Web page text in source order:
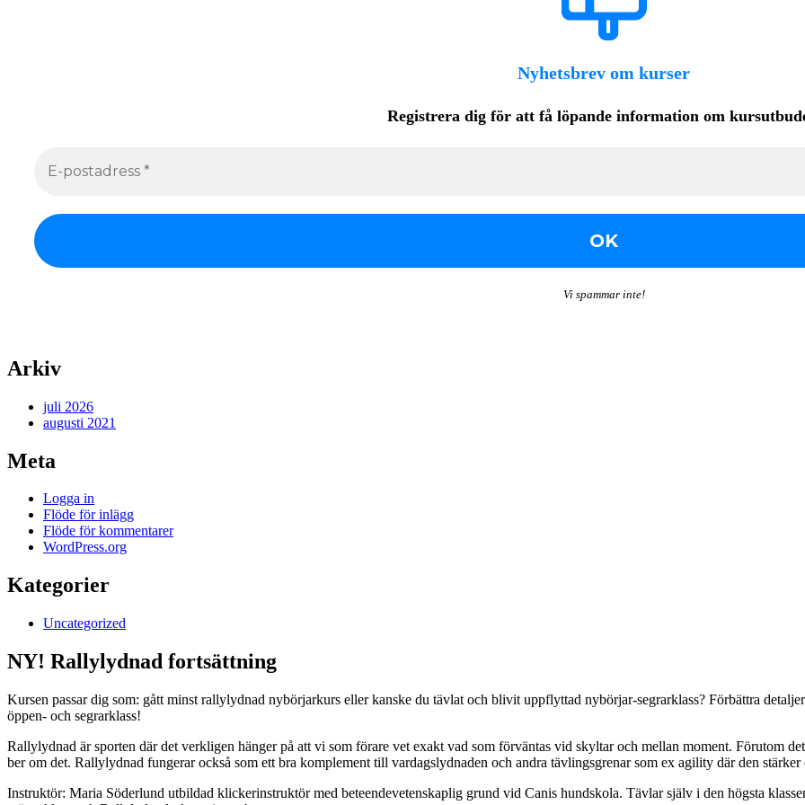
Nyhetsbrev om kurser
Registrera dig för att få löpande information om
Vi spammar inte!
Arkiv
juli 2026
augusti 2021
Meta
Logga in
Flöde för inlägg
Flöde för kommentarer
WordPress.org
Kategorier
Uncategorized
NY! Rallylydnad fortsättning
Kursen passar dig som: gått minst rallylydnad nybörjarkurs eller kanske du tävlat och blivit uppflyttad nybörjar-segrarklass? Förbättra
öppen- och segrarklass!
Rallylydnad är sporten där det verkligen hänger på att vi som förare vet exakt vad som förväntas vid skyltar och mellan moment. Förutom
ber om det. Rallylydnad fungerar också som ett bra komplement till vardagslydnaden och andra tävlingsgrenar som ex agility där den
Instruktör: Maria Söderlund utbildad klickerinstruktör med beteendevetenskaplig grund vid Canis hundskola. Tävlar själv i den högsta